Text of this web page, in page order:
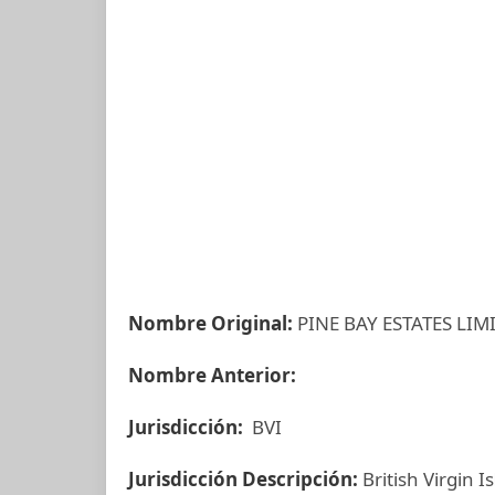
Nombre Original: PINE BAY ESTATES
Nombre Anterior:
Jurisdicción: BVI
Jurisdicción Descripción: British Virgin